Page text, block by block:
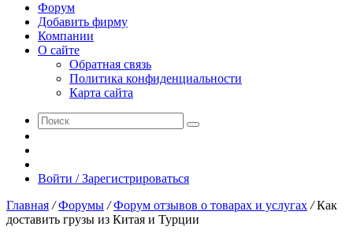
Форум
Добавить фирму
Компании
О сайте
Обратная связь
Политика конфиденциальности
Карта сайта
Поиск
статья
Войти / Зарегистрироваться
Главная / Форумы / Форум отзывов о товарах и услугах / Как
доставить грузы из Китая и Турции